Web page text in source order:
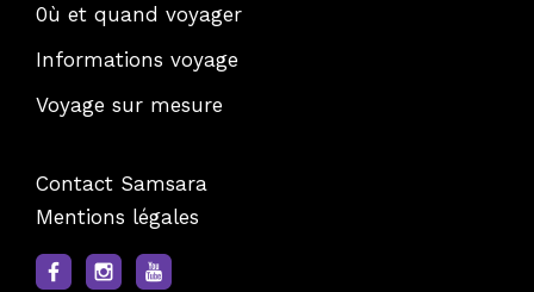
0ù et quand voyager
Informations voyage
Voyage sur mesure
Contact Samsara
Mentions légales